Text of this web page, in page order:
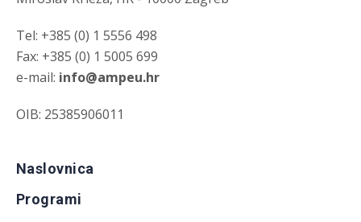
Tel: +385 (0) 1 5556 498
Fax: +385 (0) 1 5005 699
e-mail: info@ampeu.hr
OIB: 25385906011
Naslovnica
Programi